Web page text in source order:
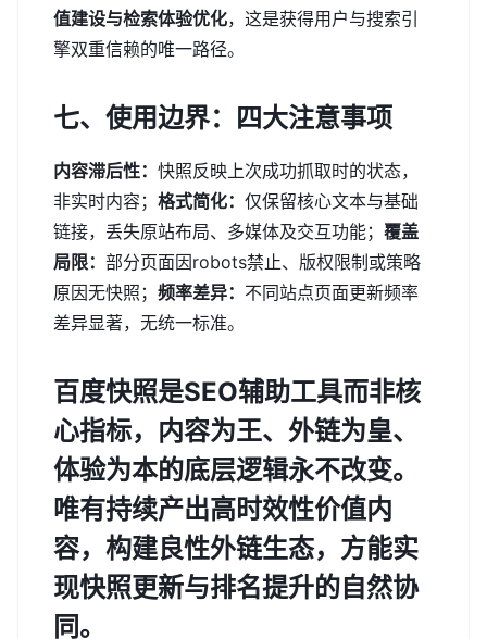
值建设与检索体验优化，这是获得用户与搜索引
擎双重信赖的唯一路径。
七、使用边界：四大注意事项
内容滞后性： 快照反映上次成功抓取时的状态，
非实时内容； 格式简化： 仅保留核心文本与基础
链接，丢失原站布局、多媒体及交互功能； 覆盖
局限： 部分页面因robots禁止、版权限制或策略
原因无快照； 频率差异： 不同站点页面更新频率
差异显著，无统一标准。
百度快照是SEO辅助工具而非核
心指标， 内容为王、外链为皇、
体验为本的底层逻辑永不改变。
唯有持续产出高时效性价值内
容，构建良性外链生态，方能实
现快照更新与排名提升的自然协
同。